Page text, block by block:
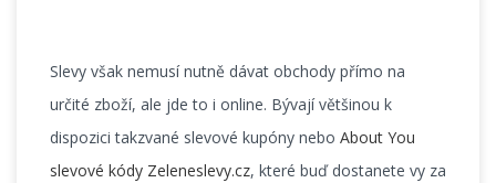
Slevy však nemusí nutně dávat obchody přímo na
určité zboží, ale jde to i online. Bývají většinou k
dispozici takzvané slevové kupóny nebo About You
slevové kódy Zeleneslevy.cz, které buď dostanete vy za